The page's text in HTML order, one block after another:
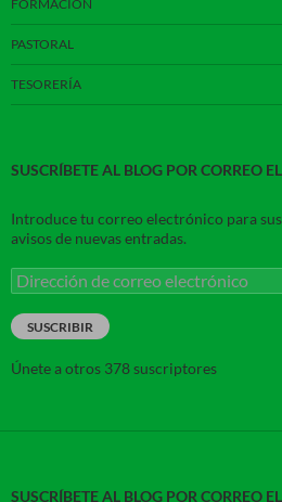
FORMACIÓN
PASTORAL
TESORERÍA
SUSCRÍBETE AL BLOG POR CORREO
Introduce tu correo electrónico para
avisos de nuevas entradas.
Dirección
de
correo
electrónico
SUSCRIBIR
Únete a otros 378 suscriptores
SUSCRÍBETE AL BLOG POR CORREO